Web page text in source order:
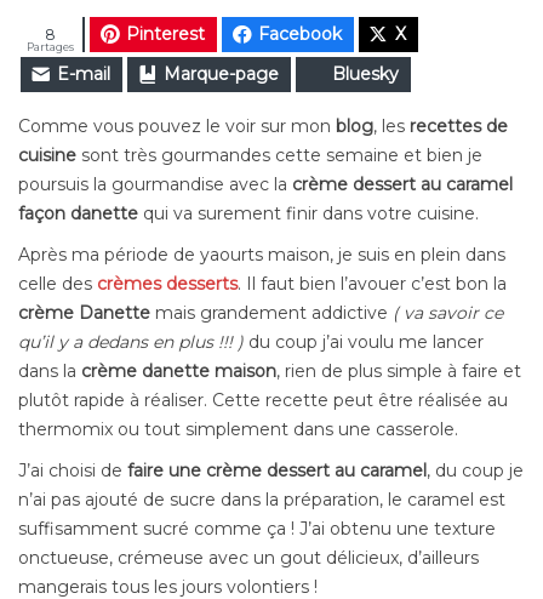
Pinterest Facebook
X
E-mail
Marque-page Bluesky
Partages
8
Comme vous pouvez le voir sur mon blog, les recettes de
cuisine sont très gourmandes cette semaine et bien je
poursuis la gourmandise avec la crème dessert au caramel
façon danette qui va surement finir dans votre cuisine.
Après ma période de yaourts maison, je suis en plein dans
celle des crèmes desserts. Il faut bien l’avouer c’est bon la
crème Danette mais grandement addictive ( va savoir ce
qu’il y a dedans en plus !!! ) du coup j’ai voulu me lancer
dans la crème danette maison, rien de plus simple à faire et
plutôt rapide à réaliser. Cette recette peut être réalisée au
thermomix ou tout simplement dans une casserole.
J’ai choisi de faire une crème dessert au caramel, du coup je
n’ai pas ajouté de sucre dans la préparation, le caramel est
suffisamment sucré comme ça ! J’ai obtenu une texture
onctueuse, crémeuse avec un gout délicieux, d’ailleurs
mangerais tous les jours volontiers !